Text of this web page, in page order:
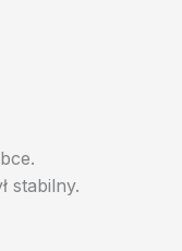
stabilny.